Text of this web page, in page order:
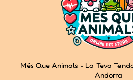
Més Que Animals - La Teva
Andorra